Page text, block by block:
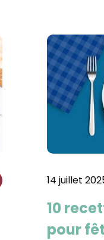
14 juillet
10
pour